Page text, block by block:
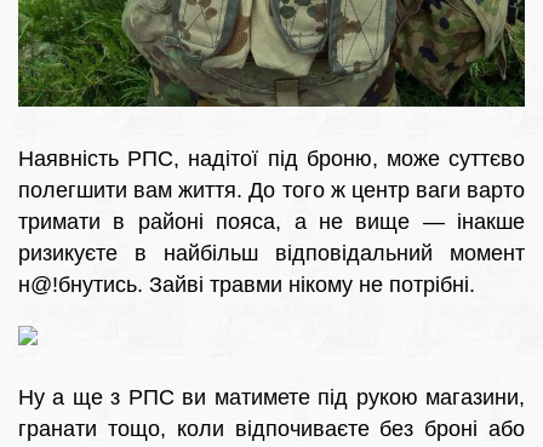
Наявність РПС, надітої під броню, може суттєво
полегшити вам життя. До того ж центр ваги варто
тримати в районі пояса, а не вище — інакше
ризикуєте в найбільш відповідальний момент
н@!бнутись. Зайві травми нікому не потрібні.
Ну а ще з РПС ви матимете під рукою магазини,
гранати тощо, коли відпочиваєте без броні або